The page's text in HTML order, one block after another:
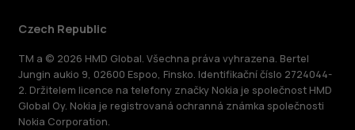
Czech Republic
TM a © 2026 HMD Global. Všechna práva vyhrazena. Bertel
Jungin aukio 9, 02600 Espoo, Finsko. Identifikační číslo 2724044-
2. Držitelem licence na telefony značky Nokia je společnost HMD
Global Oy. Nokia je registrovaná ochranná známka společnosti
Nokia Corporation.